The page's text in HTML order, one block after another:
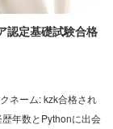
認定基礎試験合格
ネーム: kzk合格され
年数とPythonに出会